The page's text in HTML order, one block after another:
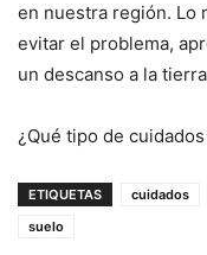
en nuestra región. Lo
evitar el problema,
un descanso a la
¿Qué tipo de
ETIQUETAS cuidados
suelo